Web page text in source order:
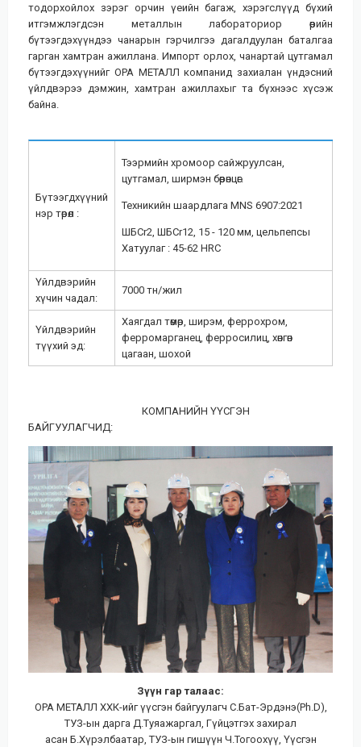
тодорхойлох зэрэг орчин үеийн багаж, хэрэгслүүд бүхий
итгэмжлэгдсэн металлын лабораториор өөрийн
бүтээгдэхүүндээ чанарын гэрчилгээ дагалдуулан баталгаа
гарган хамтран ажиллана. Импорт орлох, чанартай цутгамал
бүтээгдэхүүнийг ОРА МЕТАЛЛ компанид захиалан үндэсний
үйлдвэрээ дэмжин, хамтран ажиллахыг та бүхнээс хүсэж
байна.
Бүтээгдхүүний
нэр төрөл :
Тээрмийн хромоор сайжруулсан,
цутгамал, ширмэн бөөрөнцөг.
Техникийн шаардлага MNS 6907:2021
ШБCr2, ШБCr12, 15 - 120 мм, цельпепсы
Хатуулаг : 45-62 HRC
Үйлдвэрийн
хүчин чадал:
7000 тн/жил
Үйлдвэрийн
түүхий эд:
Хаягдал төмөр, ширэм, феррохром,
ферромарганец, ферросилиц, хөнгөн
цагаан, шохой
КОМПАНИЙН ҮҮСГЭН
БАЙГУУЛАГЧИД:
Зүүн гар талаас:
ОРА МЕТАЛЛ ХХК-ийг үүсгэн байгуулагч С.Бат-Эрдэнэ(Ph.D),
ТУЗ-ын дарга Д.Туяажаргал, Гүйцэтгэх захирал
асан Б.Хүрэлбаатар, ТУЗ-ын гишүүн Ч.Тогоохүү, Үүсгэн